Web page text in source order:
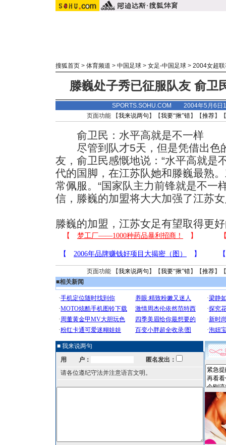
搜狐首页 > 体育频道 > 中国足球 > 女足-中国足球 > 2004女超联
滕巍处子秀已征服队友 俞卫
SPORTS.SOHU.COM 2004年5月6日
页面功能 【我来说两句 】【我要“揪”错】【推荐】
俞卫民：水平高就是不一样
尽管到队才5天，但是凭借出色
友，俞卫民感慨地说：“水平高就是
代的国脚，在江苏队她和滕巍最熟
常佩服。“国家队主力前锋就是不一
信，滕巍的加盟将大大加强了江苏
滕巍的加盟，江苏女足有望取得更
页面功能 【我来说两句 】【我要“揪”错】【推荐】
■相关新闻
■ 我来说两句
用 户：
匿名发出：
请各位遵纪守法并注意语言文明。